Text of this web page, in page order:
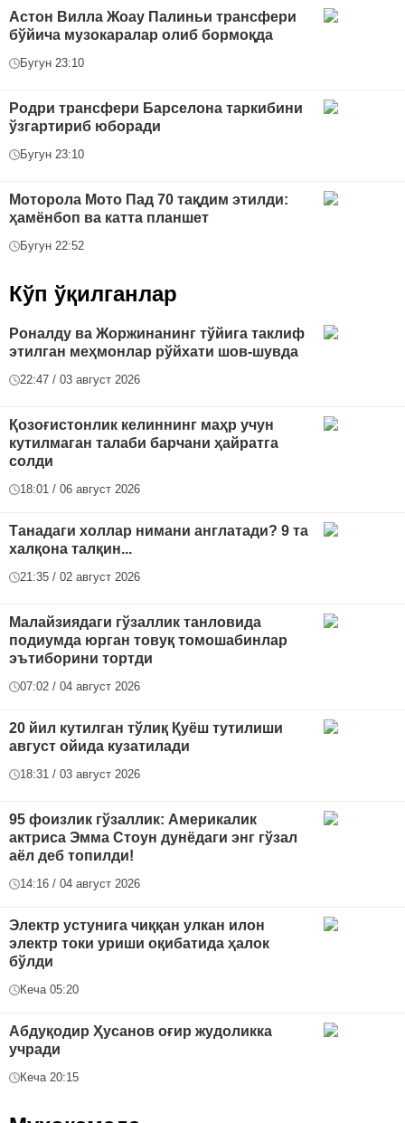
Астон Вилла Жоау Палиньи трансфери
бўйича музокаралар олиб бормоқда
Бугун 23:10
Родри трансфери Барселона таркибини
ўзгартириб юборади
Бугун 23:10
Моторола Мото Пад 70 тақдим этилди:
ҳамёнбоп ва катта планшет
Бугун 22:52
Кўп ўқилганлар
Роналду ва Жоржинанинг тўйига таклиф
этилган меҳмонлар рўйхати шов-шувда
22:47 / 03 август 2026
Қозоғистонлик келиннинг маҳр учун
кутилмаган талаби барчани ҳайратга
солди
18:01 / 06 август 2026
Танадаги холлар нимани англатади? 9 та
халқона талқин...
21:35 / 02 август 2026
Малайзиядаги гўзаллик танловида
подиумда юрган товуқ томошабинлар
эътиборини тортди
07:02 / 04 август 2026
20 йил кутилган тўлиқ Қуёш тутилиши
август ойида кузатилади
18:31 / 03 август 2026
95 фоизлик гўзаллик: Америкалик
актриса Эмма Стоун дунёдаги энг гўзал
аёл деб топилди!
14:16 / 04 август 2026
Электр устунига чиққан улкан илон
электр токи уриши оқибатида ҳалок
бўлди
Кеча 05:20
Абдуқодир Ҳусанов оғир жудоликка
учради
Кеча 20:15